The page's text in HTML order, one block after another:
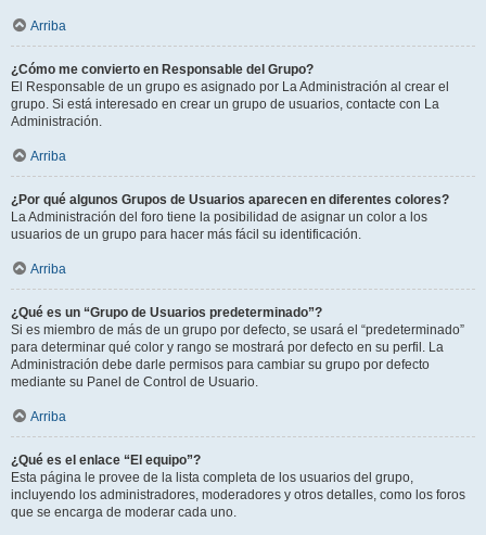
Arriba
¿Cómo me convierto en Responsable del Grupo?
El Responsable de un grupo es asignado por La Administración al crear el
grupo. Si está interesado en crear un grupo de usuarios, contacte con La
Administración.
Arriba
¿Por qué algunos Grupos de Usuarios aparecen en diferentes colores?
La Administración del foro tiene la posibilidad de asignar un color a los
usuarios de un grupo para hacer más fácil su identificación.
Arriba
¿Qué es un “Grupo de Usuarios predeterminado”?
Si es miembro de más de un grupo por defecto, se usará el “predeterminado”
para determinar qué color y rango se mostrará por defecto en su perfil. La
Administración debe darle permisos para cambiar su grupo por defecto
mediante su Panel de Control de Usuario.
Arriba
¿Qué es el enlace “El equipo”?
Esta página le provee de la lista completa de los usuarios del grupo,
incluyendo los administradores, moderadores y otros detalles, como los foros
que se encarga de moderar cada uno.